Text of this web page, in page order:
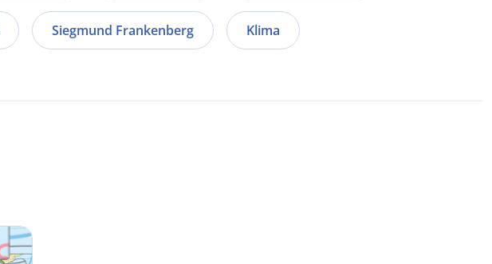
Siegmund Frankenberg Klima